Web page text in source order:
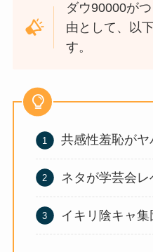
ダウ90000が
由として、以
す。
共感性羞恥がヤ
ネタが学芸会レ
イキリ陰キャ